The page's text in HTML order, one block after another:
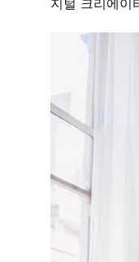
지털 크리에이